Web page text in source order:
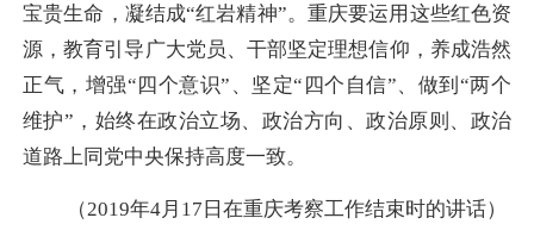
宝贵生命，凝结成“红岩精神”。重庆要运用这些红色资
源，教育引导广大党员、干部坚定理想信仰，养成浩然
正气，增强“四个意识”、坚定“四个自信”、做到“两个
维护”，始终在政治立场、政治方向、政治原则、政治
道路上同党中央保持高度一致。
（2019年4月17日在重庆考察工作结束时的讲话）